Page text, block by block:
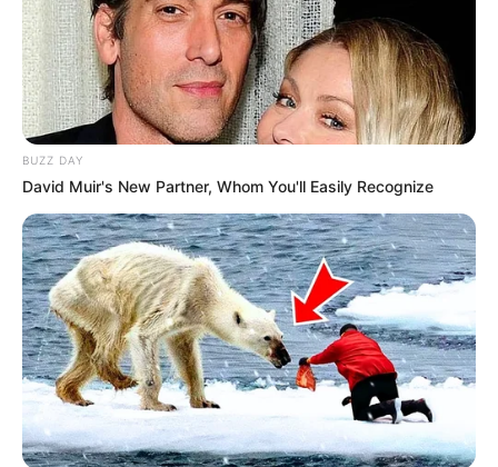
BUZZ DAY
David Muir's New Partner, Whom You'll Easily Recognize